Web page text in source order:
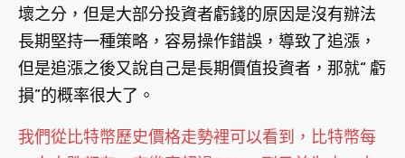
壞之分，但是大部分投資者虧錢的原因是沒有辦法
長期堅持一種策略，容易操作錯誤，導致了追漲，
但是追漲之後又說自己是長期價值投資者，那就“ 虧
損”的概率很大了。
我們從比特幣歷史價格走勢裡可以看到，比特幣每